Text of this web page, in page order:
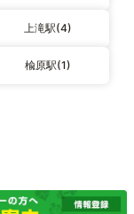
上滝駅(4)
楡原駅(1)